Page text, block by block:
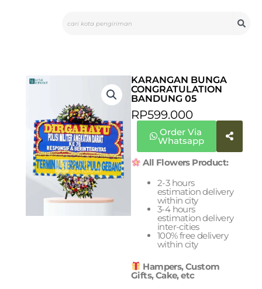
KARANGAN BUNGA
CONGRATULATION
BANDUNG 05
RP599.000
Order Via
Whatsapp
All Flowers Product:
2-3 hours
estimation delivery
within city
3-4 hours
estimation delivery
inter-cities
100% free delivery
within city
Hampers, Custom
Gifts, Cake, etc